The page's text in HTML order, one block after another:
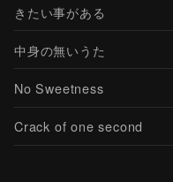
きたい事がある
中身の無いうた
No Sweetness
Crack of one second